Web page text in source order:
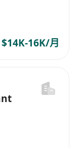
preferred
$14K-16K/月